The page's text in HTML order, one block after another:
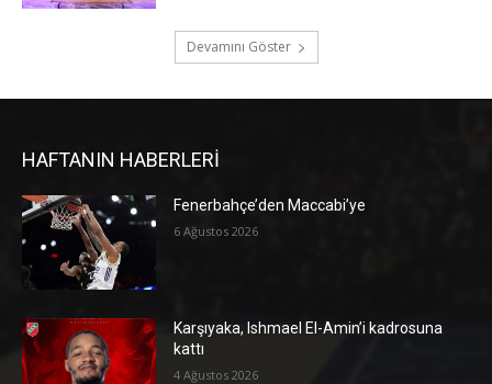
Devamını Göster
HAFTANIN HABERLERİ
Fenerbahçe’den Maccabi’ye
6 Ağustos 2026
Karşıyaka, Ishmael El-Amin’i kadrosuna
kattı
4 Ağustos 2026